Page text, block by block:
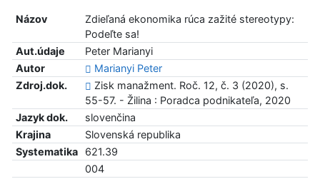
Názov
Zdieľaná ekonomika rúca zažité stereotypy:
Podeľte sa!
Aut.údaje
Peter Marianyi
Autor
Marianyi Peter
Zdroj.dok.
Zisk manažment. Roč. 12, č. 3 (2020), s.
55-57. - Žilina : Poradca podnikateľa, 2020
Jazyk dok.
slovenčina
Krajina
Slovenská republika
Systematika
621.39
004